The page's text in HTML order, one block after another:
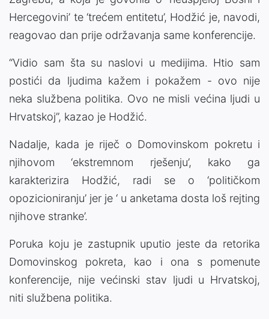
Hercegovini’ te ‘trećem entitetu’, Hodžić je, navodi,
reagovao dan prije održavanja same konferencije.
“Vidio sam šta su naslovi u medijima. Htio sam
postići da ljudima kažem i pokažem - ovo nije
neka službena politika. Ovo ne misli većina ljudi u
Hrvatskoj”, kazao je Hodžić.
Nadalje, kada je riječ o Domovinskom pokretu i
njihovom ‘ekstremnom rješenju’, kako ga
karakterizira Hodžić, radi se o ‘političkom
opozicioniranju’ jer je ‘ u anketama dosta loš rejting
njihove stranke’.
Poruka koju je zastupnik uputio jeste da retorika
Domovinskog pokreta, kao i ona s pomenute
konferencije, nije većinski stav ljudi u Hrvatskoj,
niti službena politika.